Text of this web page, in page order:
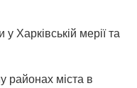
Харківській мерії та
районах міста в